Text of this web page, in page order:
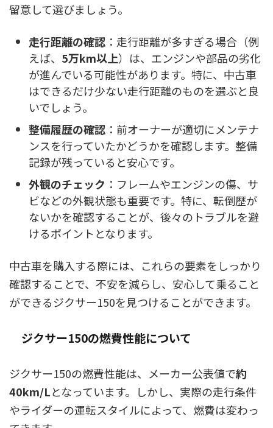
留意して選びましょう。
走行距離の確認 ：走行距離が多すぎる場合（例
えば、 5万km以上）は、エンジンや部品の劣化
が進んでいる可能性があります。特に、中古車
はできるだけ少ない走行距離のものを選ぶと良
いでしょう。
整備履歴の確認 ：前オーナーが適切にメンテナ
ンスを行っていたかどうかを確認します。整備
記録が残っていると安心です。
外観のチェック ：フレームやエンジンの傷、サ
ビなどの外観状態も重要です。特に、転倒歴が
ないかを確認することが、後々のトラブルを避
けるポイントとなります。
中古車を購入する際には、これらの要素をしっかり
確認することで、不安を減らし、安心して乗ること
ができるジクサー150を見つけることができます。
ジクサー150の燃費性能について
ジクサー150の燃費性能は、メーカー公表値で約
40km/Lとなっています。しかし、実際の走行条件
やライダーの運転スタイルによって、燃費は変わっ